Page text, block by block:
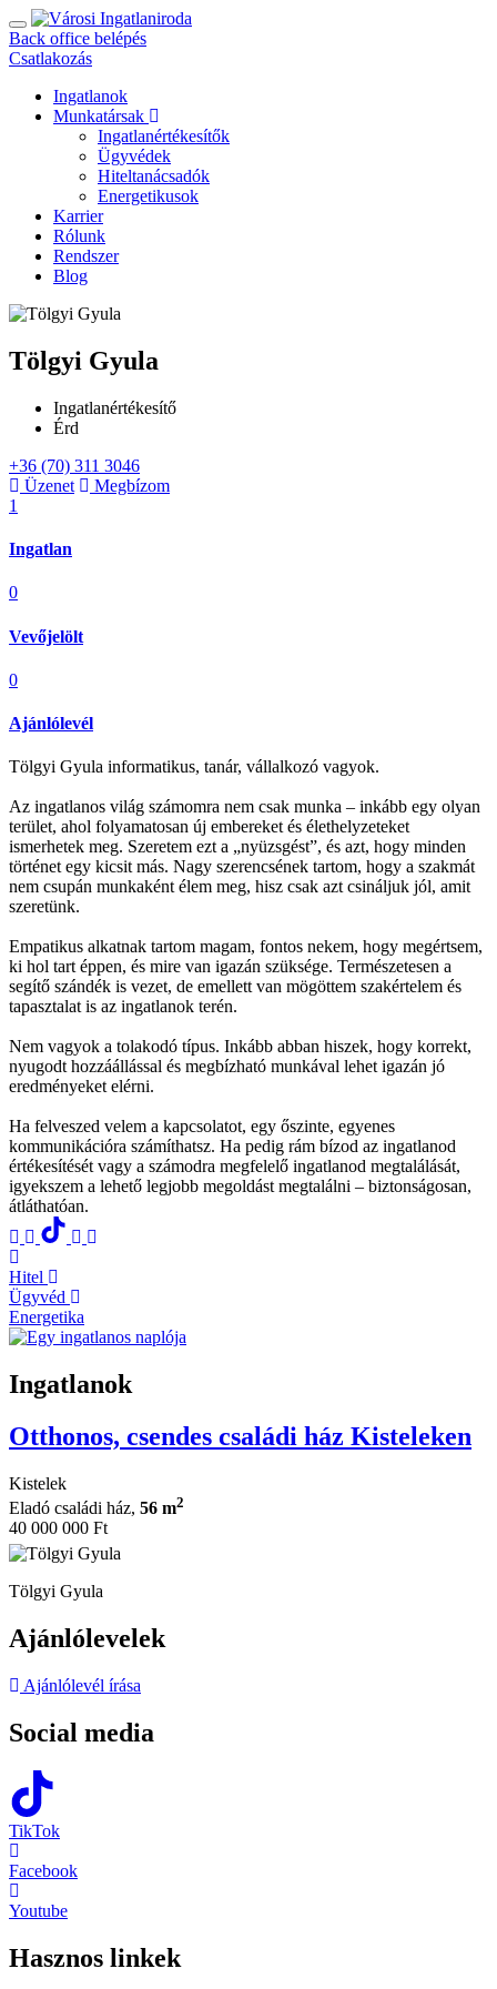
Back office belépés
Csatlakozás
Ingatlanok
Munkatársak
Ingatlanértékesítők
Ügyvédek
Hiteltanácsadók
Energetikusok
Karrier
Rólunk
Rendszer
Blog
Tölgyi Gyula
Ingatlanértékesítő
Érd
+36 (70) 311 3046
Üzenet
Megbízom
1
Ingatlan
0
Vevőjelölt
0
Ajánlólevél
Tölgyi Gyula informatikus, tanár, vállalkozó vagyok.
Az ingatlanos világ számomra nem csak munka – inkább egy olyan
terület, ahol folyamatosan új embereket és élethelyzeteket
ismerhetek meg. Szeretem ezt a „nyüzsgést”, és azt, hogy minden
történet egy kicsit más. Nagy szerencsének tartom, hogy a szakmát
nem csupán munkaként élem meg, hisz csak azt csináljuk jól, amit
szeretünk.
Empatikus alkatnak tartom magam, fontos nekem, hogy megértsem,
ki hol tart éppen, és mire van igazán szüksége. Természetesen a
segítő szándék is vezet, de emellett van mögöttem szakértelem és
tapasztalat is az ingatlanok terén.
Nem vagyok a tolakodó típus. Inkább abban hiszek, hogy korrekt,
nyugodt hozzáállással és megbízható munkával lehet igazán jó
eredményeket elérni.
Ha felveszed velem a kapcsolatot, egy őszinte, egyenes
kommunikációra számíthatsz. Ha pedig rám bízod az ingatlanod
értékesítését vagy a számodra megfelelő ingatlanod megtalálását,
igyekszem a lehető legjobb megoldást megtalálni – biztonságosan,
átláthatóan.
Hitel
Ügyvéd
Energetika
Ingatlanok
Otthonos, csendes családi ház Kisteleken
Kistelek
Eladó családi ház, 56 m2
40 000 000 Ft
Tölgyi Gyula
Ajánlólevelek
Ajánlólevél írása
Social media
TikTok
Facebook
Youtube
Hasznos linkek